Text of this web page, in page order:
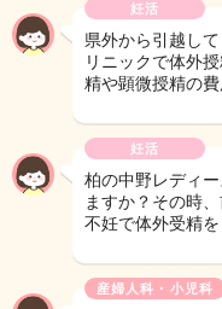
妊活
県外から引越し
リニックで体外
精や顕微授精の
妊活
柏の中野レディ
ますか？その時
不妊で体外受精
産婦人科・小児科